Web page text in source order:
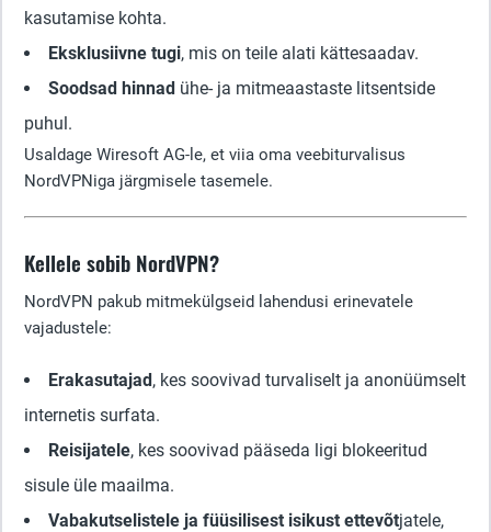
kasutamise kohta.
Eksklusiivne tugi, mis on teile alati kättesaadav.
Soodsad hinnad ühe- ja mitmeaastaste litsentside
puhul.
Usaldage Wiresoft AG-le, et viia oma veebiturvalisus
NordVPNiga järgmisele tasemele.
Kellele sobib NordVPN?
NordVPN pakub mitmekülgseid lahendusi erinevatele
vajadustele:
Erakasutajad, kes soovivad turvaliselt ja anonüümselt
internetis surfata.
Reisijatele, kes soovivad pääseda ligi blokeeritud
sisule üle maailma.
Vabakutselistele ja füüsilisest isikust ettevõtjatele,